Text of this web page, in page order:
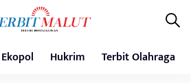
Ekopol Hukrim Terbit Olahraga